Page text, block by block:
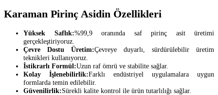
Karaman Pirinç Asidin Özellikleri
Yüksek Saflık:%99,9 oranında saf pirinç asit üretimi
gerçekleştiriyoruz.
Çevre Dostu Üretim:Çevreye duyarlı, sürdürülebilir üretim
teknikleri kullanıyoruz.
İstikrarlı Formül:Uzun raf ömrü ve stabilite sağlar.
Kolay İşlenebilirlik:Farklı endüstriyel uygulamalara uygun
formlarda temin edilebilir.
Güvenilirlik:Sürekli kalite kontrol ile ürün tutarlılığı sağlar.